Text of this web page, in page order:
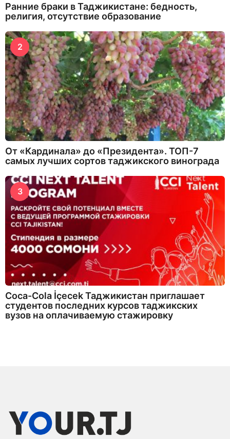
Ранние браки в Таджикистане: бедность,
религия, отсутствие образование
2
От «Кардинала» до «Президента». ТОП-7
самых лучших сортов таджикского винограда
3
Coca-Cola İçecek Таджикистан приглашает
студентов последних курсов таджикских
вузов на оплачиваемую стажировку